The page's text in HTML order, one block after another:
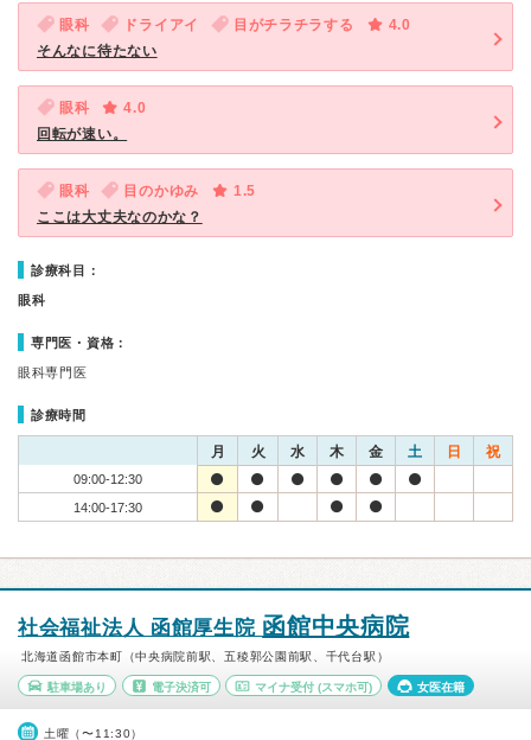
眼科 ドライアイ 目がチラチラする
4.0
そんなに待たない
眼科
4.0
回転が速い。
眼科 目のかゆみ
1.5
ここは大丈夫なのかな？
診療科目：
眼科
専門医・資格：
眼科専門医
診療時間
月 火 水 木 金 土 日 祝
09:00-12:30
14:00-17:30
社会福祉法人 函館厚生院 函館中央病院
北海道函館市本町（中央病院前駅、五稜郭公園前駅、千代台駅）
駐車場あり 電子決済可 マイナ受付 (スマホ可) 女医在籍
土曜（〜11:30）